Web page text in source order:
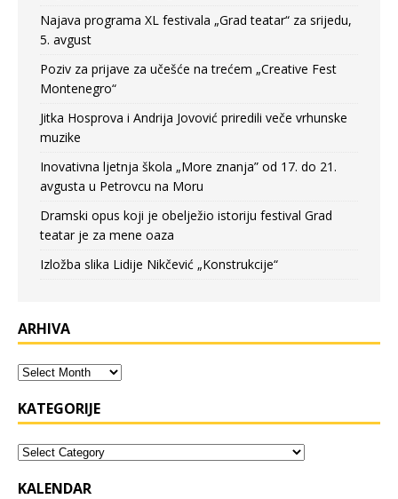
Najava programa XL festivala „Grad teatar“ za srijedu,
5. avgust
Poziv za prijave za učešće na trećem „Creative Fest
Montenegro“
Jitka Hosprova i Andrija Jovović priredili veče vrhunske
muzike
Inovativna ljetnja škola „More znanja” od 17. do 21.
avgusta u Petrovcu na Moru
Dramski opus koji je obelježio istoriju festival Grad
teatar je za mene oaza
Izložba slika Lidije Nikčević „Konstrukcije“
ARHIVA
KATEGORIJE
KALENDAR